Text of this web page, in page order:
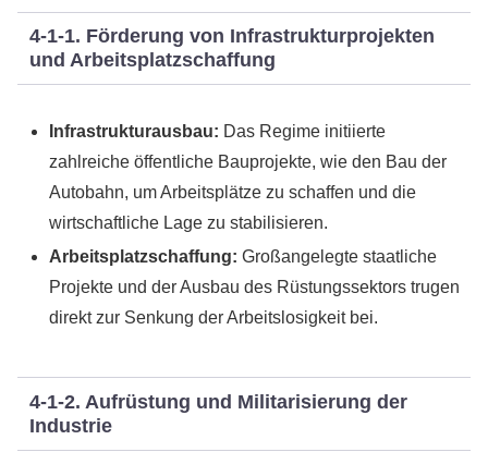
4-1-1. Förderung von Infrastrukturprojekten
und Arbeitsplatzschaffung
Infrastrukturausbau: Das Regime initiierte
zahlreiche öffentliche Bauprojekte, wie den Bau der
Autobahn, um Arbeitsplätze zu schaffen und die
wirtschaftliche Lage zu stabilisieren.
Arbeitsplatzschaffung: Großangelegte staatliche
Projekte und der Ausbau des Rüstungssektors trugen
direkt zur Senkung der Arbeitslosigkeit bei.
4-1-2. Aufrüstung und Militarisierung der
Industrie